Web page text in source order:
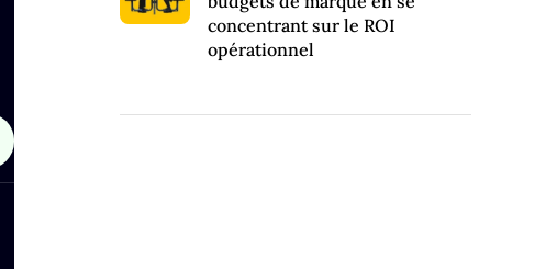
concentrant sur le ROI
opérationnel